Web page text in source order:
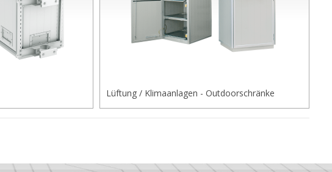
Lüftung / Klimaanlagen - Outdoorschränke